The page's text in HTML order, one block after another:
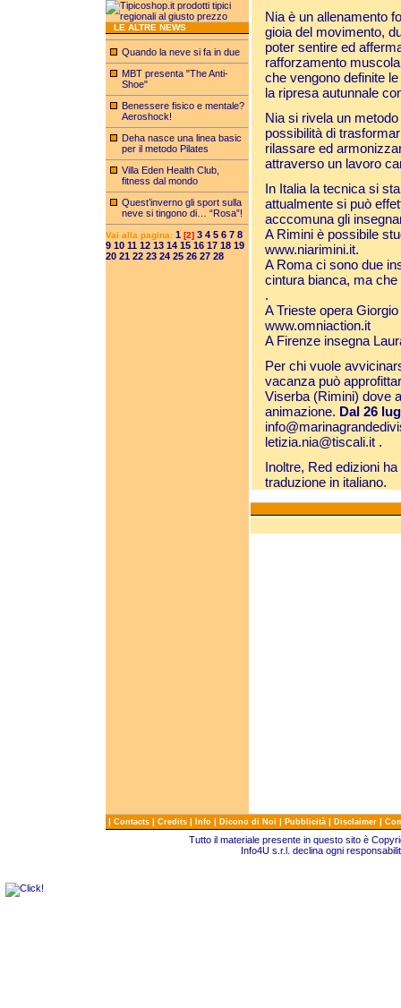
LE ALTRE NEWS
Quando la neve si fa in due
MBT presenta "The Anti-
Shoe"
Benessere fisico e mentale?
Aeroshock!
Deha nasce una linea basic
per il metodo Pilates
Villa Eden Health Club,
fitness dal mondo
Quest’inverno gli sport sulla
neve si tingono di… “Rosa”!
Vai alla pagina: 1 [2] 3 4 5 6 7 8
9 10 11 12 13 14 15 16 17 18 19
20 21 22 23 24 25 26 27 28
Nia è un allenamento
gioia del movimento,
poter sentire ed
rafforzamento
che vengono definite
la ripresa autunnale
Nia si rivela un
possibilità di
rilassare ed
attraverso un lavoro
In Italia la tecnica si
attualmente si può
acccomuna gli
A Rimini è possibile
www.niarimini.it.
A Roma ci sono due
cintura bianca, ma
.
A Trieste opera
www.omniaction.it
A Firenze insegna
Per chi vuole
vacanza può
Viserba (Rimini) dove
animazione. Dal 26
letizia.nia@tiscali.it .
Inoltre, Red edizioni
traduzione in italiano.
| Contacts | Credits | Info | Dicono di Noi | Pubblicità | Disclaimer |
Tutto il materiale presente in questo sito è
Info4U s.r.l. declina ogni